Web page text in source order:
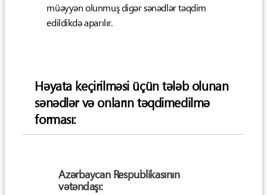
müəyyən olunmuş digər sənədlər təqdim
edildikdə aparılır.
Həyata keçirilməsi üçün tələb olunan
sənədlər və onların təqdimedilmə
forması:
Azərbaycan Respublikasının
vətəndaşı: